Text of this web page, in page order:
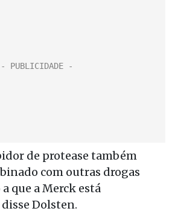
de protease também
com outras drogas
que a Merck está
Dolsten.